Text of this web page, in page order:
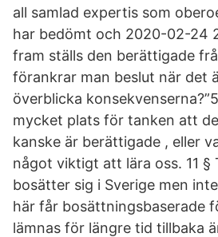
all samlad expertis som
har bedömt och 2020-02-24
fram ställs den berättigade
förankrar man beslut när det
överblicka
mycket plats för tanken att
kanske är berättigade , eller
något viktigt att lära oss. 11 §
bosätter sig i Sverige men
här får bosättningsbaserade
lämnas för längre tid tillbaka